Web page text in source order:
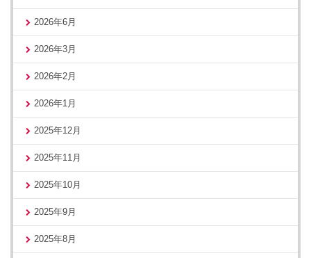
2026年6月
2026年3月
2026年2月
2026年1月
2025年12月
2025年11月
2025年10月
2025年9月
2025年8月